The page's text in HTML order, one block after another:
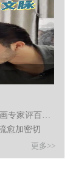
2024“国寿小画家”省级评选在浙举行 书画专家评百强佳作
愈加密切
更多>>